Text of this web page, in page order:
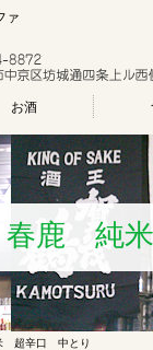
ァ
お酒
春鹿 純
超辛口 中とり